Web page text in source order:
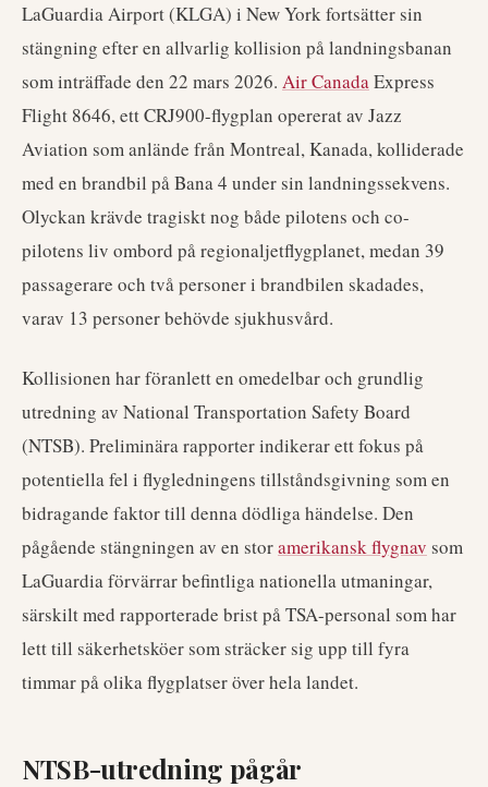
LaGuardia Airport (KLGA) i New York fortsätter sin
stängning efter en allvarlig kollision på landningsbanan
som inträffade den 22 mars 2026. Air CanadaExpress
Flight 8646, ett CRJ900-flygplan opererat av Jazz
Aviation som anlände från Montreal, Kanada, kolliderade
med en brandbil på Bana 4 under sin landningssekvens.
Olyckan krävde tragiskt nog både pilotens och co-
pilotens liv ombord på regionaljetflygplanet, medan 39
passagerare och två personer i brandbilen skadades,
varav 13 personer behövde sjukhusvård.
Kollisionen har föranlett en omedelbar och grundlig
utredning av National Transportation Safety Board
(NTSB). Preliminära rapporter indikerar ett fokus på
potentiella fel i flygledningens tillståndsgivning som en
bidragande faktor till denna dödliga händelse. Den
pågående stängningen av en storamerikansk flygnav som
LaGuardia förvärrar befintliga nationella utmaningar,
särskilt med rapporterade brist på TSA-personal som har
lett till säkerhetsköer som sträcker sig upp till fyra
timmar på olika flygplatser över hela landet.
NTSB-utredning pågår